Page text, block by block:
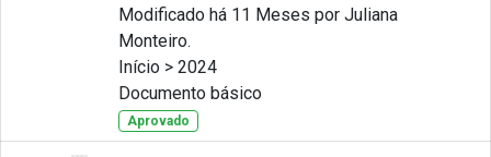
Modificado há 11 Meses por Juliana
Monteiro.
Início > 2024
Documento básico
Aprovado